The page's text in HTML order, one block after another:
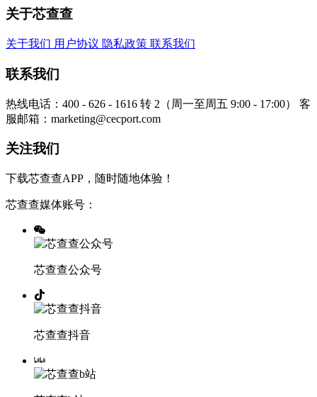
关于芯查查
关于我们 用户协议 隐私政策 联系我们
联系我们
热线电话：400 - 626 - 1616 转 2（周一至周五 9:00 - 17:00）
客
服邮箱：marketing@cecport.com
关注我们
下载芯查查APP，随时随地体验！
芯查查媒体账号：
芯查查公众号
芯查查抖音